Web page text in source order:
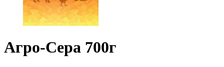
Агро-Сера 700г